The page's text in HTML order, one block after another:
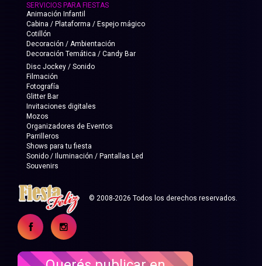
SERVICIOS PARA FIESTAS
Animación Infantil
Cabina / Plataforma / Espejo mágico
Cotillón
Decoración / Ambientación
Decoración Temática / Candy Bar
Disc Jockey / Sonido
Filmación
Fotografía
Glitter Bar
Invitaciones digitales
Mozos
Organizadores de Eventos
Parrilleros
Shows para tu fiesta
Sonido / Iluminación / Pantallas Led
Souvenirs
© 2008-2026 Todos los derechos reservados.